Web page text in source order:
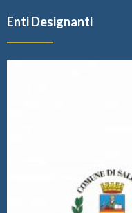
Enti Designanti